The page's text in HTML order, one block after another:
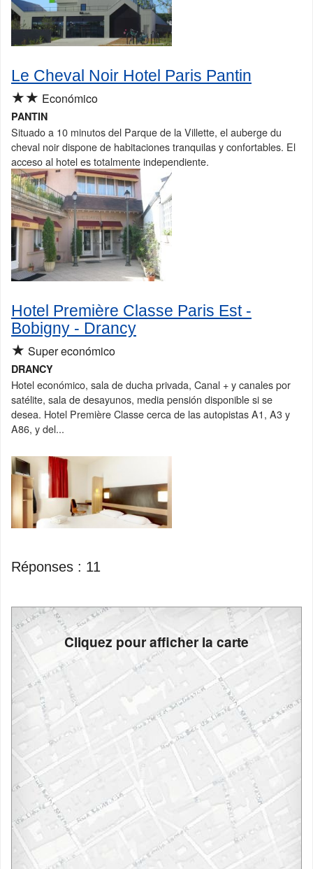
Le Cheval Noir Hotel Paris Pantin
★★ Económico
PANTIN
Situado a 10 minutos del Parque de la Villette, el auberge du
cheval noir dispone de habitaciones tranquilas y confortables. El
acceso al hotel es totalmente independiente.
Hotel Première Classe Paris Est -
Bobigny - Drancy
★ Super económico
DRANCY
Hotel económico, sala de ducha privada, Canal + y canales por
satélite, sala de desayunos, media pensión disponible si se
desea. Hotel Première Classe cerca de las autopistas A1, A3 y
A86, y del...
Réponses : 11
Cliquez pour afficher la carte